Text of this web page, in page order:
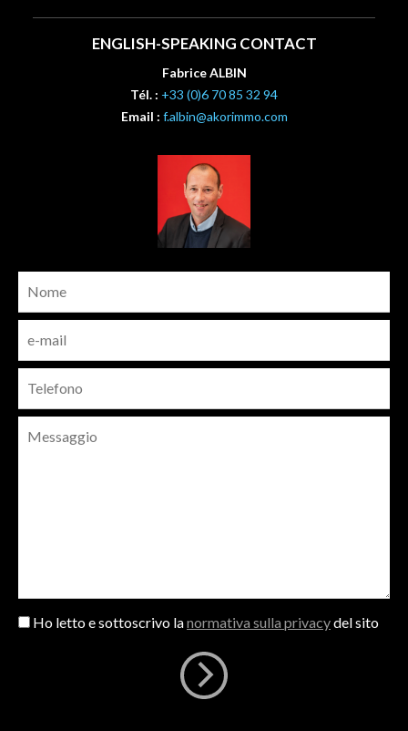
ENGLISH-SPEAKING CONTACT
Fabrice ALBIN
Tél. : +33 (0)6 70 85 32 94
Email : f.albin@akorimmo.com
Ho letto e sottoscrivo lanormativa sulla privacydel sito